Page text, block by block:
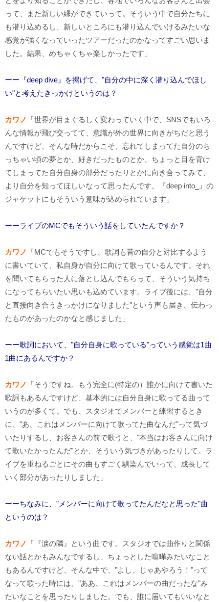
って、また新しい縁ができていって。そういう中で自分たちに
も潜り込めるし、新しいところにも潜り込んでいけるみたいな
感覚が強くなっていったツアーだったのかなってすごい思いま
した。結果、めちゃくちゃ楽しかったです」
ーー『deep dive』を掲げて、"自分の中に深く潜り込んでほし
い"と考えたきっかけというのは？
カワノ 「世界が目まぐるしく変わっていく中で、 SNSでもいろ
んな情報が飛び交ってて、意識が外の世界に向きがちだと思う
んですけど、そんな時だからこそ、忘れてしまってた自分のち
っちゃい頃の夢とか、好きだったものとか、ちょっと目を背け
てしまってた自分自身の部分だったりとかに向き合ってみて、
より自分を知ってほしいなって思ったんです。『deep into_
』の
ジャケットにもそういう意味が込められています」
ーーライブのMCでもそういう話をしていたんですか？
カワノ 「MCでもそうですし、歌詞も昔の自分と対比するよう
に書いていて、私自身が自分に向けて歌っているんです。それ
を聞いてもらった人に落とし込んでもらって、そういう気持ち
になってもらいたい思いも込めています。ライブ後には、"自分
と直接向き合うきっかけになりました"という声も届き、伝わっ
たものがあったのかなと感じました」
ーー歌詞において、"自分自身に歌っている"っていう感覚は1曲
1曲にあるんですか？
カワノ 「そうですね。もう完全に(特定の）誰かに向けて書いた
歌詞もあるんですけど、基本的には自分自身に歌ってる曲って
いうのが多くて。でも、スタジオでメンバーと練習するとき
に、"あ、これはメンバーに向けて歌ってた曲なんだ"って気づ
いたりするし、お客さんの前で歌うと、"本当はお客さんに向け
て歌いたかったんだ"とか、そういう気づきがあったりして。ラ
イブを重ねるごとにその曲もすごく馴染んでいって、成長して
いく部分があったりしました」
ーーちなみに、"メンバーに向けて歌ってたんだなと思った"曲
というのは？
カワノ
「『涙の隣』という曲です。スタジオでは曲作りと関係
ない話とかもみんなでするし、ちょっとした喧嘩みたいなこと
もあるんですけど、そんな中で、"よし、じゃあやろう！"って
なって歌った時には、"ああ、これはメンバーの曲だったな"み
たいなことを思ったりしました。でも、誰に届いてもいいなと